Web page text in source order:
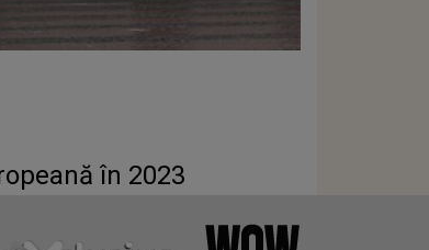
în 2023